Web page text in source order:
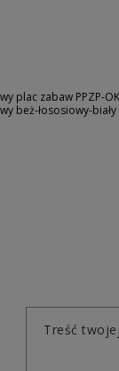
plac zabaw PPZP-
beż-łososiowy-biały
Treść